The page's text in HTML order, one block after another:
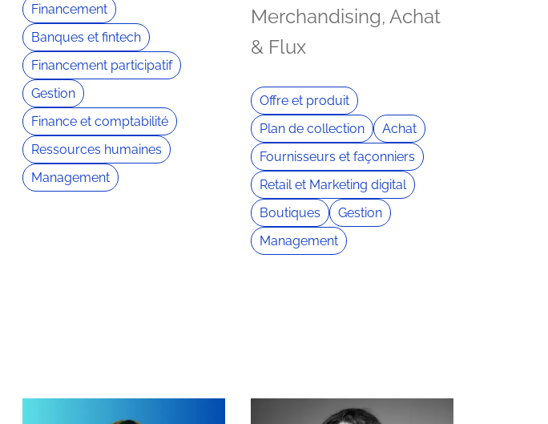
Financement
Banques et fintech
Financement participatif
Gestion
Finance et comptabilité
Ressources humaines
Management
Merchandising, Achat
& Flux
Offre et produit
Plan de collection
Achat
Fournisseurs et façonniers
Retail et Marketing digital
Boutiques
Gestion
Management